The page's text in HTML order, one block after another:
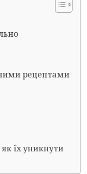
рецептами
їх уникнути